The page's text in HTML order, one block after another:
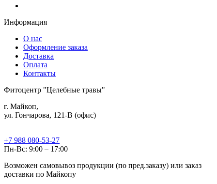
Информация
О нас
Оформление заказа
Доставка
Оплата
Контакты
Фитоцентр "Целебные травы"
г. Майкоп,
ул. Гончарова, 121-В (офис)
+7 988 080-53-27
Пн-Вс: 9:00 – 17:00
Возможен самовывоз продукции (по пред.заказу) или заказ
доставки по Майкопу